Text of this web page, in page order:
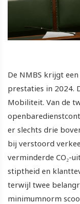
De NMBS krijgt
prestaties in 2024.
Mobiliteit. Van de
er slechts drie
bij verstoord
verminderde CO₂-
stiptheid en
terwijl twee
minimumnorm